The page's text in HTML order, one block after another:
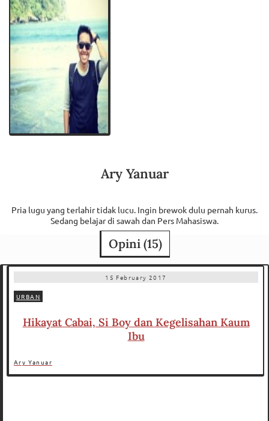
Ary Yanuar
Pria lugu yang terlahir tidak lucu. Ingin brewok dulu pernah kurus.
Sedang belajar di sawah dan Pers Mahasiswa.
Opini (15)
15 February 2017
URBAN
Hikayat Cabai, Si Boy dan Kegelisahan Kaum
Ibu
Ary Yanuar